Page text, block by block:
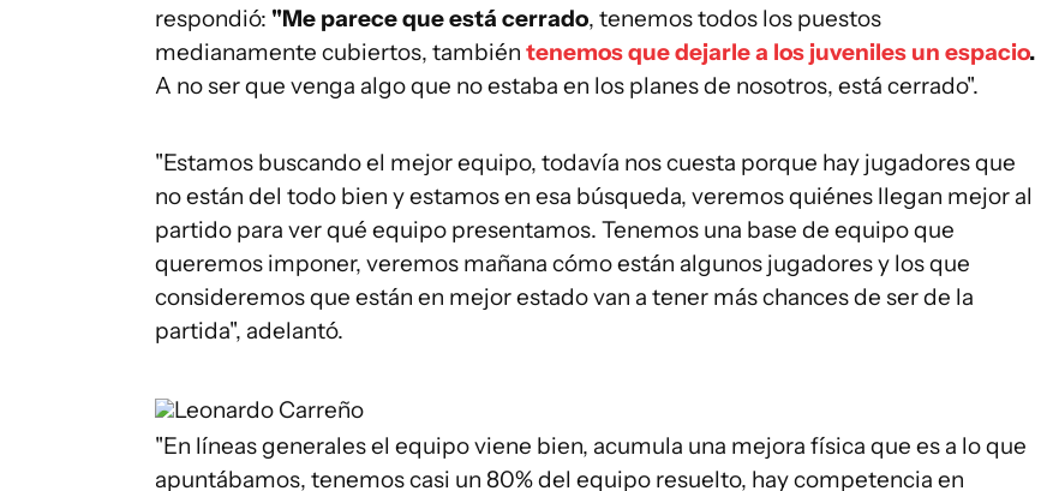
respondió: "Me parece que está cerrado, tenemos todos los puestos
medianamente cubiertos, también tenemos que dejarle a los juveniles un espacio.
A no ser que venga algo que no estaba en los planes de nosotros, está cerrado".
"Estamos buscando el mejor equipo, todavía nos cuesta porque hay jugadores que
no están del todo bien y estamos en esa búsqueda, veremos quiénes llegan mejor al
partido para ver qué equipo presentamos. Tenemos una base de equipo que
queremos imponer, veremos mañana cómo están algunos jugadores y los que
consideremos que están en mejor estado van a tener más chances de ser de la
partida", adelantó.
Leonardo Carreño
"En líneas generales el equipo viene bien, acumula una mejora física que es a lo que
apuntábamos, tenemos casi un 80% del equipo resuelto, hay competencia en